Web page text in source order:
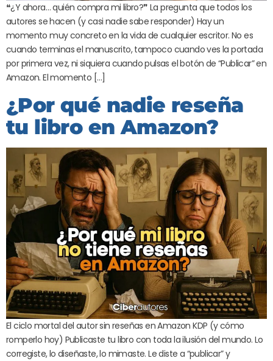
❝¿Y ahora… quién compra mi libro?❞ La pregunta que todos los
autores se hacen (y casi nadie sabe responder) Hay un
momento muy concreto en la vida de cualquier escritor. No es
cuando terminas el manuscrito, tampoco cuando ves la portada
por primera vez, ni siquiera cuando pulsas el botón de “Publicar” en
Amazon. El momento […]
¿Por qué nadie reseña
tu libro en Amazon?
El ciclo mortal del autor sin reseñas en Amazon KDP (y cómo
romperlo hoy) Publicaste tu libro con toda la ilusión del mundo. Lo
corregiste, lo diseñaste, lo mimaste. Le diste a “publicar” y